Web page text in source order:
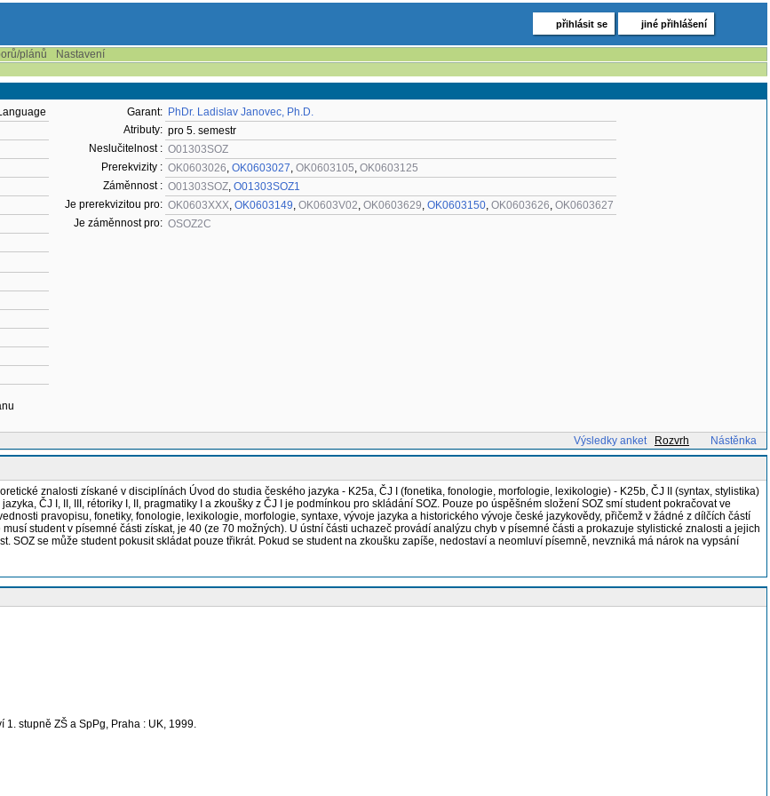
přihlásit se jiné přihlášení
plánů
Nastavení
Garant: PhDr. Ladislav Janovec, Ph.D.
Atributy: pro 5. semestr
Neslučitelnost : O01303SOZ
Prerekvizity : OK0603026, OK0603027, OK0603105, OK0603125
Záměnnost : O01303SOZ, O01303SOZ1
Je prerekvizitou pro: OK0603XXX, OK0603149, OK0603V02, OK0603629, OK0603150, OK0603626, OK0603627
Je záměnnost pro: OSOZ2C
Výsledky anket Rozvrh Nástěnka
znalosti získané v disciplínách Úvod do studia českého jazyka - K25a, ČJ I (fonetika, fonologie, morfologie, lexikologie) - K25b, ČJ II (syntax, stylistika)
ČJ I, II, III, rétoriky I, II, pragmatiky I a zkoušky z ČJ I je podmínkou pro skládání SOZ. Pouze po úspěšném složení SOZ smí student pokračovat ve
pravopisu, fonetiky, fonologie, lexikologie, morfologie, syntaxe, vývoje jazyka a historického vývoje české jazykovědy, přičemž v žádné z dílčích částí
student v písemné části získat, je 40 (ze 70 možných). U ústní části uchazeč provádí analýzu chyb v písemné části a prokazuje stylistické znalosti a jejich
SOZ se může student pokusit skládat pouze třikrát. Pokud se student na zkoušku zapíše, nedostaví a neomluví písemně, nevzniká má nárok na vypsání
1. stupně ZŠ a SpPg, Praha : UK, 1999.